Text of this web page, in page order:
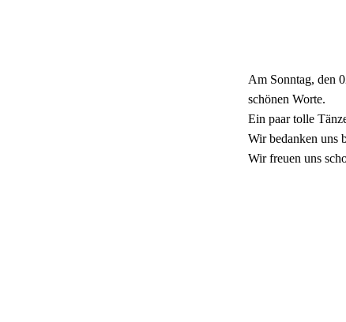
Am Sonntag, den
schönen Worte.
Ein paar tolle
Wir bedanken uns
Wir freuen uns